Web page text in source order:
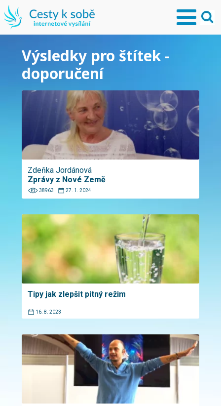
Výsledky pro štítek -
doporučení
Zdeňka Jordánová
Zprávy z Nové Země
38963 27. 1. 2024
Tipy jak zlepšit pitný režim
16. 8. 2023